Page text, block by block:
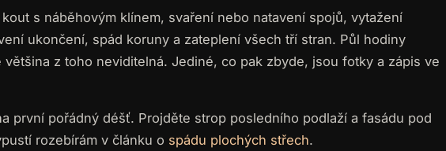
s náběhovým klínem, svaření nebo natavení spojů, vytažení
ukončení, spád koruny a zateplení všech tří stran. Půl hodiny
většina z toho neviditelná. Jediné, co pak zbyde, jsou fotky a zápis ve
první pořádný déšť. Projděte strop posledního podlaží a fasádu pod
rozebírám v článku o spádu plochých střech.